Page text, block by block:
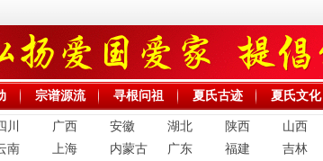
宗谱源流 寻根问祖 夏氏古迹 夏氏文化
川 广西 安徽 湖北 陕西 山西
南 上海 内蒙古 广东 福建 吉林